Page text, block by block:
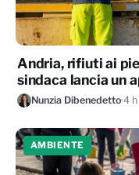
Andria, rifiuti ai
sindaca lancia un
Nunzia Dibenedetto·4
AMBIENTE